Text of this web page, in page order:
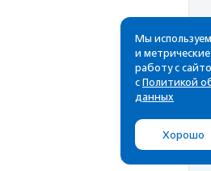
Мы
и
работу с
с Политикой
данных
Хорошо